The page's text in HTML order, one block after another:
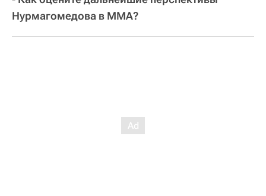
Нурмагомедова в ММА?